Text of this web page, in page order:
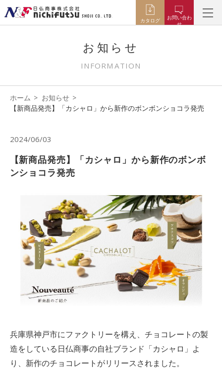
カタログ
お問い合わ
せ
お知らせ
INFORMATION
ホーム
お知らせ
【新商品発売】「カシャロ」から新作のボンボンショコラ発売
2024/06/03
【新商品発売】「カシャロ」から新作のボンボ
ンショコラ発売
兵庫県神戸市にファクトリーを構え、チョコレートの製
造をしている日仏商事の自社ブランド「カシャロ」よ
り、新作のチョコレートがリリースされました。